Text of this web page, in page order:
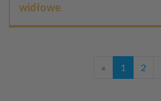
widłowe
« 1 2